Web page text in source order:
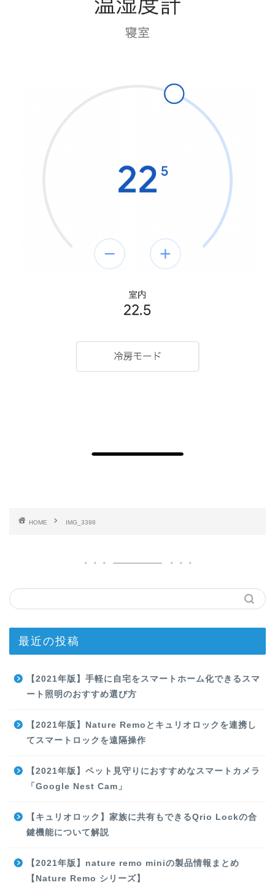
HOME IMG_3398
最近の投稿
【2021年版】手軽に自宅をスマートホーム化できるスマ
ート照明のおすすめ選び方
【2021年版】Nature Remoとキュリオロックを連携し
てスマートロックを遠隔操作
【2021年版】ペット見守りにおすすめなスマートカメラ
「Google Nest Cam」
【キュリオロック】家族に共有もできるQrio Lockの合
鍵機能について解説
【2021年版】nature remo miniの製品情報まとめ
【Nature Remo シリーズ】